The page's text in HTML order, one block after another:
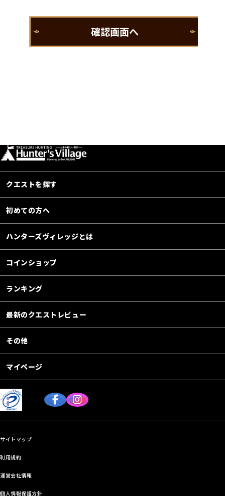
クエストを探す
初めての方へ
ハンターズヴィレッジとは
コインショップ
ランキング
最新のクエストレビュー
その他
マイページ
サイトマップ
利用規約
運営会社情報
個人情報保護方針